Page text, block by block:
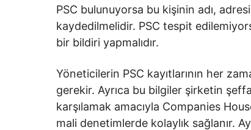
PSC bulunuyorsa bu kişinin adı,
kaydedilmelidir. PSC tespit
bir bildiri yapmalıdır.
Yöneticilerin PSC kayıtlarının her
gerekir. Ayrıca bu bilgiler şirketin
karşılamak amacıyla Companies
mali denetimlerde kolaylık sağlanır.